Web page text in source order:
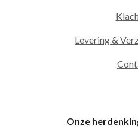
Levering &
Onze